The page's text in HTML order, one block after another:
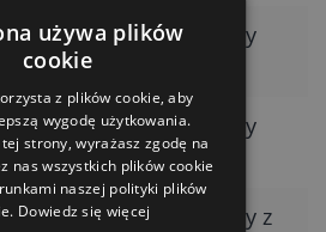
Zestaw nawijający
SUPER niebieski
Zestaw nawijający
SUPER
Zestaw nawijający z
używa plików
cookie
z plików cookie, aby
wygodę użytkowania.
strony, wyrażasz zgodę na
nas wszystkich plików cookie
naszej polityki plików
Dowiedz się więcej